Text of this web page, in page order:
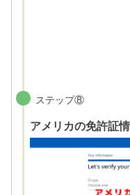
ステップ⑧
アメリカの免許証